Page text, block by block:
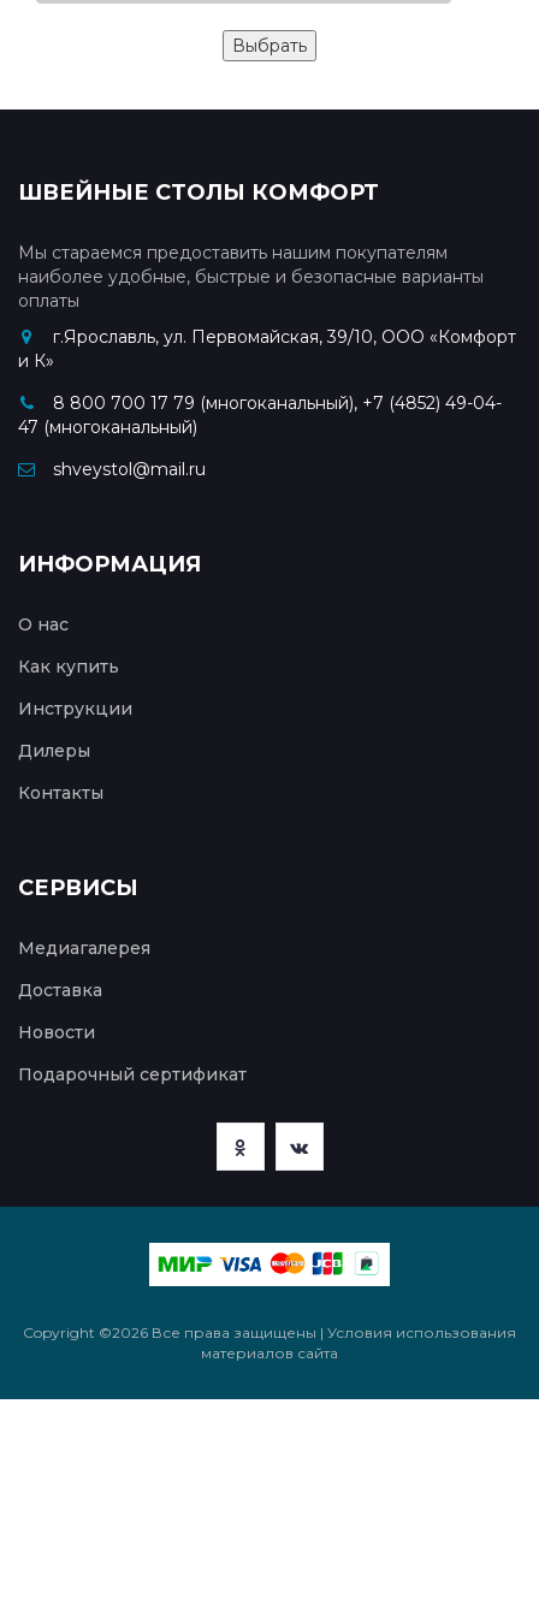
ШВЕЙНЫЕ СТОЛЫ КОМФОРТ
Мы стараемся предоставить нашим покупателям
наиболее удобные, быстрые и безопасные варианты
оплаты
г.Ярославль, ул. Первомайская, 39/10, ООО «Комфорт
и К»
8 800 700 17 79 (многоканальный), +7 (4852) 49-04-
47 (многоканальный)
shveystol@mail.ru
ИНФОРМАЦИЯ
О нас
Как купить
Инструкции
Дилеры
Контакты
СЕРВИСЫ
Медиагалерея
Доставка
Новости
Подарочный сертификат
Copyright ©2026 Все права защищены | Условия использования
материалов сайта